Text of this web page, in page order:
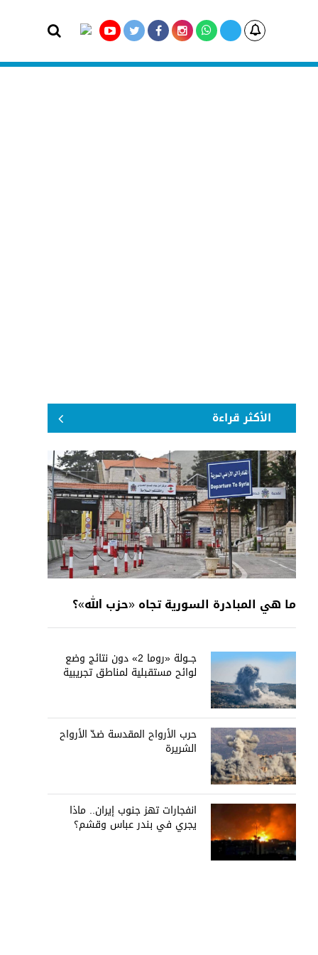
الأكثر قراءة
ما هي المبادرة السورية تجاه «حزب الله»؟
جــولة «روما 2» دون نتائج وضع
لوائح مستقبلية لمناطق تجريبية
حرب الأرواح المقدسة ضدّ الأرواح
الشريرة
انفجارات تهز جنوب إيران.. ماذا
يجري في بندر عباس وقشم؟